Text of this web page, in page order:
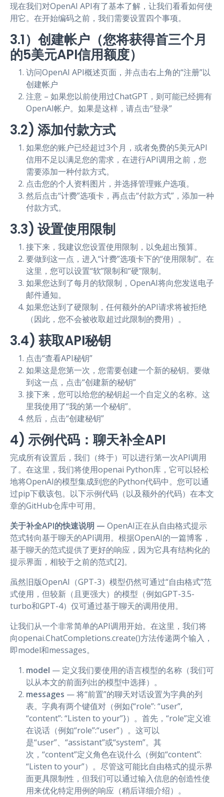
现在我们对OpenAI API有了基本了解，让我们看看如何使
用它。在开始编码之前，我们需要设置四个事项。
3.1）创建帐户（您将获得首三个月
的5美元API信用额度）
访问OpenAI API概述页面，并点击右上角的“注册”以
创建帐户
注意 – 如果您以前使用过ChatGPT，则可能已经拥有
OpenAI帐户。如果是这样，请点击“登录”
3.2) 添加付款方式
如果您的账户已经超过3个月，或者免费的5美元API
信用不足以满足您的需求，在进行API调用之前，您
需要添加一种付款方式。
点击您的个人资料图片，并选择管理账户选项。
然后点击“计费”选项卡，再点击“付款方式”，添加一种
付款方式。
3.3) 设置使用限制
接下来，我建议您设置使用限制，以免超出预算。
要做到这一点，进入“计费”选项卡下的“使用限制”。在
这里，您可以设置“软”限制和“硬”限制。
如果您达到了每月的软限制，OpenAI将向您发送电子
邮件通知。
如果您达到了硬限制，任何额外的API请求将被拒绝
（因此，您不会被收取超过此限制的费用）。
3.4) 获取API秘钥
点击“查看API秘钥”
如果这是您第一次，您需要创建一个新的秘钥。要做
到这一点，点击“创建新的秘钥”
接下来，您可以给您的秘钥起一个自定义的名称。这
里我使用了“我的第一个秘钥”。
然后，点击“创建秘钥”
4) 示例代码：聊天补全API
完成所有设置后，我们（终于）可以进行第一次API调用
了。在这里，我们将使用openai Python库，它可以轻松
地将OpenAI的模型集成到您的Python代码中。您可以通
过pip下载该包。以下示例代码（以及额外的代码）在本文
章的GitHub仓库中可用。
关于补全API的快速说明 — OpenAI正在从自由格式提示
范式转向基于聊天的API调用。根据OpenAI的一篇博客，
基于聊天的范式提供了更好的响应，因为它具有结构化的
提示界面，相较于之前的范式[2]。
虽然旧版OpenAI（GPT-3）模型仍然可通过“自由格式”范
式使用，但较新（且更强大）的模型（例如GPT-3.5-
turbo和GPT-4）仅可通过基于聊天的调用使用。
让我们从一个非常简单的API调用开始。在这里，我们将
向openai.ChatCompletions.create()方法传递两个输入，
即model和messages。
model — 定义我们要使用的语言模型的名称（我们可
以从本文的前面列出的模型中选择）。
messages — 将“前置”的聊天对话设置为字典的列
表。字典有两个键值对（例如{“role”: “user”,
“content”: “Listen to your”}）。首先，“role”定义谁
在说话（例如“role”:“user”）。这可以
是“user”、“assistant”或“system”。其
次，“content”定义角色在说什么（例如“content”:
“Listen to your”）。尽管这可能比自由格式的提示界
面更具限制性，但我们可以通过输入信息的创造性使
用来优化特定用例的响应（稍后详细介绍）。